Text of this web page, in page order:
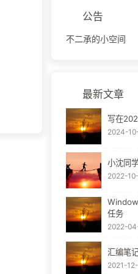
公告
不二承的小空间
最新文章
写在
2024-
小沈同
2022-
任务
2022-
汇编笔
2021-